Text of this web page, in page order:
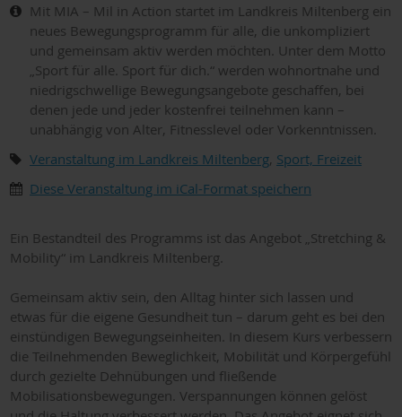
Mit MIA – Mil in Action startet im Landkreis Miltenberg ein
neues Bewegungsprogramm für alle, die unkompliziert
und gemeinsam aktiv werden möchten. Unter dem Motto
„Sport für alle. Sport für dich.“ werden wohnortnahe und
niedrigschwellige Bewegungsangebote geschaffen, bei
denen jede und jeder kostenfrei teilnehmen kann –
unabhängig von Alter, Fitnesslevel oder Vorkenntnissen.
Veranstaltung im Landkreis Miltenberg, Sport, Freizeit
Diese Veranstaltung im iCal-Format speichern
Ein Bestandteil des Programms ist das Angebot „Stretching &
Mobility“ im Landkreis Miltenberg.
Gemeinsam aktiv sein, den Alltag hinter sich lassen und
etwas für die eigene Gesundheit tun – darum geht es bei den
einstündigen Bewegungseinheiten. In diesem Kurs verbessern
die Teilnehmenden Beweglichkeit, Mobilität und Körpergefühl
durch gezielte Dehnübungen und fließende
Mobilisationsbewegungen. Verspannungen können gelöst